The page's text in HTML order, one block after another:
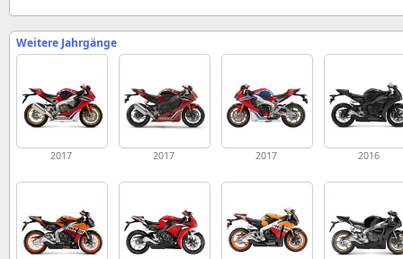
Weitere Jahrgänge
2017 2017 2017 2016